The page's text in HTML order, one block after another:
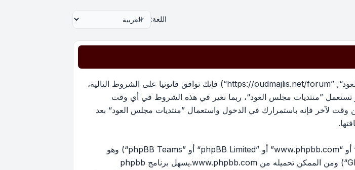
اللغة:
بدخولك ”منتديات مجلس العود“ (المشار إليها بـ”نحن“، ”منتديات مجلس العود“, ”https://oudmajlis.net/forum“) فإنك توافق قانونيا على الشروط التالية،
و تستعمل ”منتديات مجلس العود“، ربما نغير في هذه الشروط في أي وقت
لآخر فإنه باستمرارك في الدخول واستعمال ”منتديات مجلس العود“ بعد
منتدياتنا مدعومة من برنامج phpBB (ويشار إليه بهم أو ”برنامج phpBB“ أو “www.phpbb.com” أو ”phpBB Limited“ أو ”phpBB Teams“) وهو
www.phpbb.com
.يسهل برنامج phpbb